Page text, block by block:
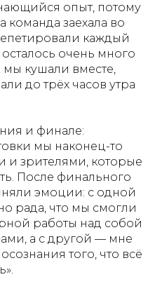
опыт, потому
команда заехала во
каждый
очень много
кушали вместе,
до трёх часов утра
и финале:
мы наконец-то
и зрителями, которые
После финального
эмоции: с одной
рада, что мы смогли
работы над собой
а с другой — мне
того, что всё